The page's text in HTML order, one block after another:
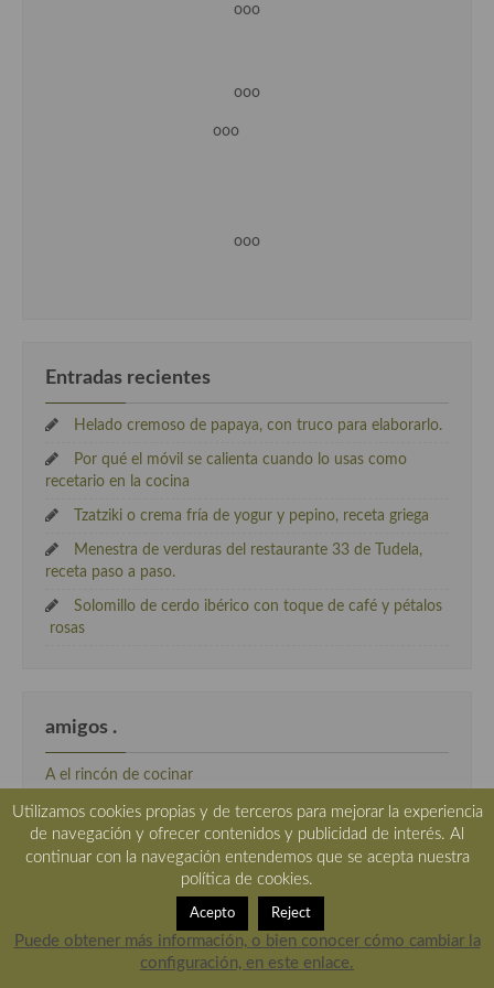
ooo
ooo
ooo
ooo
Entradas recientes
Helado cremoso de papaya, con truco para elaborarlo.
Por qué el móvil se calienta cuando lo usas como
recetario en la cocina
Tzatziki o crema fría de yogur y pepino, receta griega
Menestra de verduras del restaurante 33 de Tudela,
receta paso a paso.
Solomillo de cerdo ibérico con toque de café y pétalos
rosas
amigos .
A el rincón de cocinar
Acivecheria
AdoroCocinar
EL mundo a bocados
Utilizamos cookies propias y de terceros para mejorar la experiencia
de navegación y ofrecer contenidos y publicidad de interés. Al
continuar con la navegación entendemos que se acepta nuestra
política de cookies.
Acepto Reject
Puede obtener más información, o bien conocer cómo cambiar la
configuración, en este enlace.